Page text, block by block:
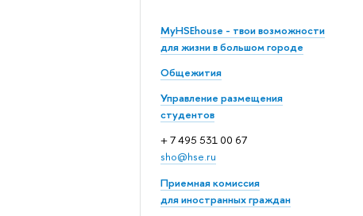
MyHSEhouse - твои возможности
для жизни в большом городе
Общежития
Управление размещения
студентов
+ 7 495 531 00 67
sho@hse.ru
Приемная комиссия
для иностранных граждан